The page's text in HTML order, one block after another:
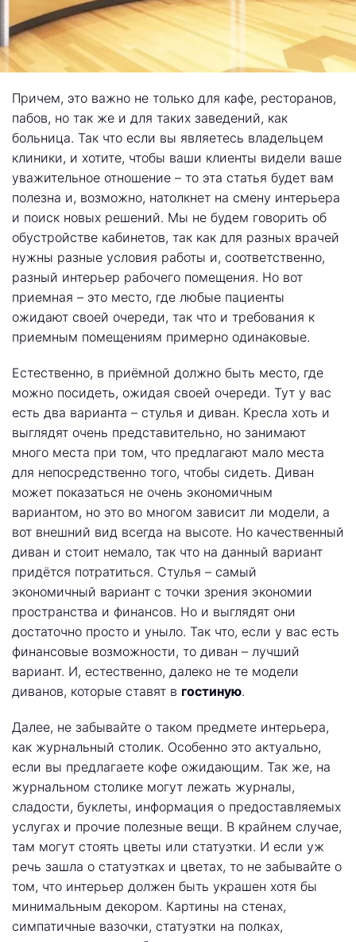
Причем, это важно не только для кафе, ресторанов,
пабов, но так же и для таких заведений, как
больница. Так что если вы являетесь владельцем
клиники, и хотите, чтобы ваши клиенты видели ваше
уважительное отношение – то эта статья будет вам
полезна и, возможно, натолкнет на смену интерьера
и поиск новых решений. Мы не будем говорить об
обустройстве кабинетов, так как для разных врачей
нужны разные условия работы и, соответственно,
разный интерьер рабочего помещения. Но вот
приемная – это место, где любые пациенты
ожидают своей очереди, так что и требования к
приемным помещениям примерно одинаковые.
Естественно, в приёмной должно быть место, где
можно посидеть, ожидая своей очереди. Тут у вас
есть два варианта – стулья и диван. Кресла хоть и
выглядят очень представительно, но занимают
много места при том, что предлагают мало места
для непосредственно того, чтобы сидеть. Диван
может показаться не очень экономичным
вариантом, но это во многом зависит ли модели, а
вот внешний вид всегда на высоте. Но качественный
диван и стоит немало, так что на данный вариант
придётся потратиться. Стулья – самый
экономичный вариант с точки зрения экономии
пространства и финансов. Но и выглядят они
достаточно просто и уныло. Так что, если у вас есть
финансовые возможности, то диван – лучший
вариант. И, естественно, далеко не те модели
диванов, которые ставят в гостиную.
Далее, не забывайте о таком предмете интерьера,
как журнальный столик. Особенно это актуально,
если вы предлагаете кофе ожидающим. Так же, на
журнальном столике могут лежать журналы,
сладости, буклеты, информация о предоставляемых
услугах и прочие полезные вещи. В крайнем случае,
там могут стоять цветы или статуэтки. И если уж
речь зашла о статуэтках и цветах, то не забывайте о
том, что интерьер должен быть украшен хотя бы
минимальным декором. Картины на стенах,
симпатичные вазочки, статуэтки на полках,